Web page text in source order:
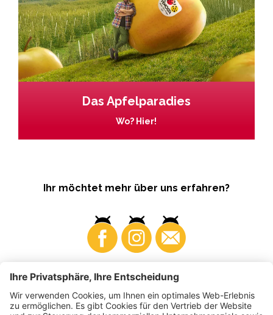
Das Apfelparadies
Wo? Hier!
Ihr möchtet mehr über uns erfahren?
Business Produzenten